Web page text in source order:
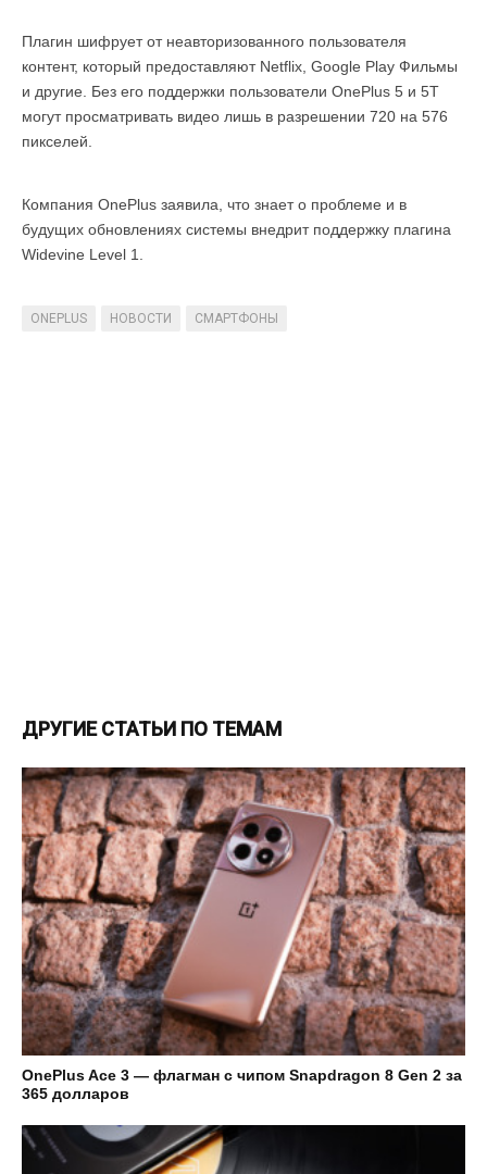
Плагин шифрует от неавторизованного пользователя
контент, который предоставляют Netflix, Google Play Фильмы
и другие. Без его поддержки пользователи OnePlus 5 и 5T
могут просматривать видео лишь в разрешении 720 на 576
пикселей.
Компания OnePlus заявила, что знает о проблеме и в
будущих обновлениях системы внедрит поддержку плагина
Widevine Level 1.
ONEPLUS НОВОСТИ СМАРТФОНЫ
ДРУГИЕ СТАТЬИ ПО ТЕМАМ
OnePlus Ace 3 — флагман с чипом Snapdragon 8 Gen 2 за
365 долларов